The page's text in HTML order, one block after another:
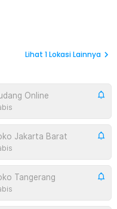
Lihat 1Lokasi Lainnya
Online
Jakarta Barat
Tangerang